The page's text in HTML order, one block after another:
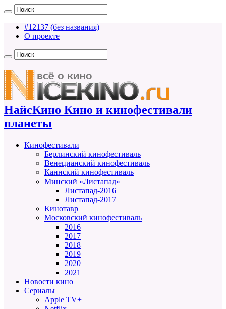
#12137 (без названия)
О проекте
НайсКино Кино и кинофестивали
планеты
Кинофестивали
Берлинский кинофестиваль
Венецианский кинофестиваль
Каннский кинофестиваль
Минский «Листапад»
Листапад-2016
Листапад-2017
Кинотавр
Московский кинофестиваль
2016
2017
2018
2019
2020
2021
Новости кино
Сериалы
Apple TV+